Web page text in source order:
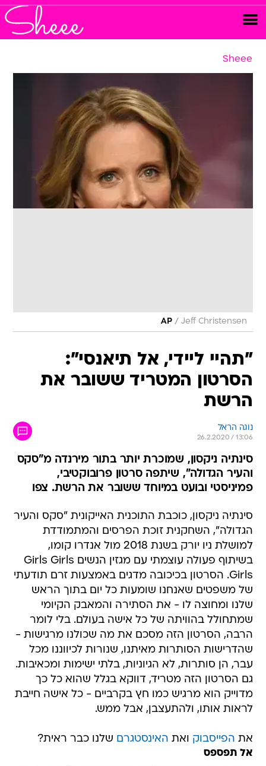
Sheee
AP / Jeff Christensen
"תהיי ליידי, אל תיאנסי":
הסרטון המטריד ששובר את
הרשת
נוגה הראל
26.2.2020 / 13:06
סינתיה ניקסון, שמוכרת יותר בתור מירנדה מ"סקס
והעיר הגדולה", שיתפה סרטון פרובוקטיבי,
פמיניסטי ובועט במיוחד ששובר את הרשת. צפו
סינתיה ניקסון, כוכבת התוכנית האייקונית "סקס והעיר
הגדולה", השחקנית זוכת הפרסים והמתמודדת
למושלת ניו יורק בשנת 2018 מול אנדרו קומו,
בשיתוף פעולה עוצמתי עם מגזין הנשים Girls Girls
Girls. הסרטון בכיכובה מדגים באמצעות זרם תודעתי
של משפטים שאנחנו שומעות כל יום בתוך הראש
שלנו ומחוצה לו - את הסתירה והמאבק הקיומי
שמתחולל בהוויתה של כל אישה בעולם. בלי לומר
הרבה, הסרטון הזה מסכם את מה שכולנו מרגישות -
שהדרישות הסותרות מאיתנו, שנורות לכיווננו מכל
עבר, הן סותרות, לא הגיוניות, בלתי ישימות ומכאיבות.
גם הסרטון הזה מטריד, דווקא בגלל שהוא כל כך
מדוייק הוא מרגיש כמו חץ בקרביים - כל אישה חייבת
לראות אותו, ולהתעצבן, אבל ממש.
את הפייסבוק ואת האינסטגרם שלנו כבר ראית?
אל תפספס